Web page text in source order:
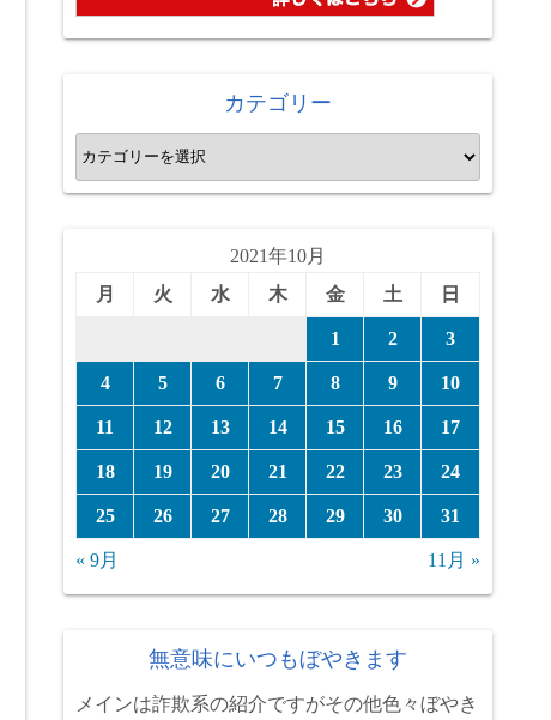
カテゴリー
カ
テ
2021年10月
月
火 水 木 金 土 日
1 2 3
4 5 6 7 8 9 10
11 12 13 14 15 16 17
18 19 20 21 22 23 24
25 26 27 28 29 30 31
« 9月 11月 »
無意味にいつもぼやきます
メインは詐欺系の紹介ですがその他色々ぼやき